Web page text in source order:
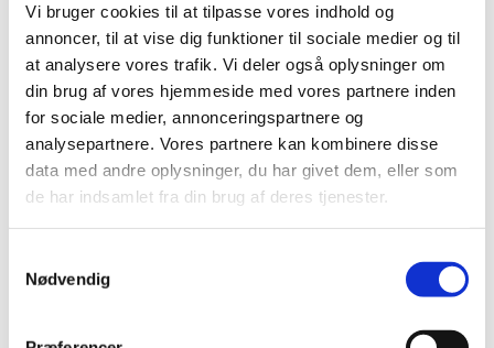
Vi bruger cookies til at tilpasse vores indhold og
annoncer, til at vise dig funktioner til sociale medier og til
at analysere vores trafik. Vi deler også oplysninger om
din brug af vores hjemmeside med vores partnere inden
for sociale medier, annonceringspartnere og
analysepartnere. Vores partnere kan kombinere disse
data med andre oplysninger, du har givet dem, eller som
de har indsamlet fra din brug af deres tjenester.
Nødvendig
ISBN: 978-87-94102-58-2
Udgave/oplag: 1/2
Udsolgt
Kristeligt Dagblad, Lisbeth Bonde